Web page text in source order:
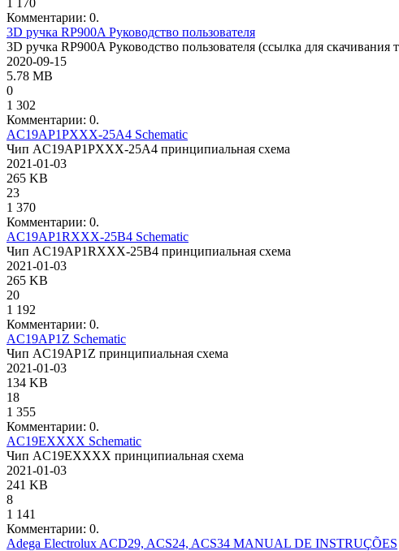
1 170
Комментарии: 0.
3D ручка RP900A Руководство пользователя
3D ручка RP900A Руководство пользователя (ссылка для скачивания
2020-09-15
5.78 MB
0
1 302
Комментарии: 0.
AC19AP1PXXX-25A4 Schematic
Чип AC19AP1PXXX-25A4 принципиальная схема
2021-01-03
265 KB
23
1 370
Комментарии: 0.
AC19AP1RXXX-25B4 Schematic
Чип AC19AP1RXXX-25B4 принципиальная схема
2021-01-03
265 KB
20
1 192
Комментарии: 0.
AC19AP1Z Schematic
Чип AC19AP1Z принципиальная схема
2021-01-03
134 KB
18
1 355
Комментарии: 0.
AC19EXXXX Schematic
Чип AC19EXXXX принципиальная схема
2021-01-03
241 KB
8
1 141
Комментарии: 0.
Adega Electrolux ACD29, ACS24, ACS34 MANUAL DE INSTRUÇÕES